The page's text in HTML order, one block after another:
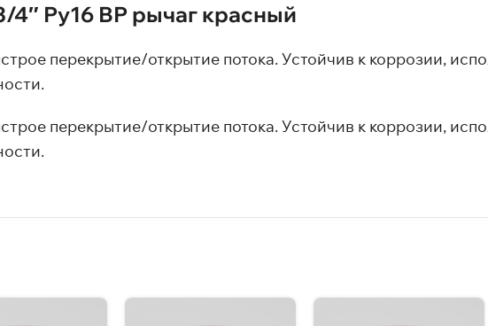
4″ Ру16 ВР рычаг красный
перекрытие/открытие потока. Устойчив к коррозии,
перекрытие/открытие потока. Устойчив к коррозии,